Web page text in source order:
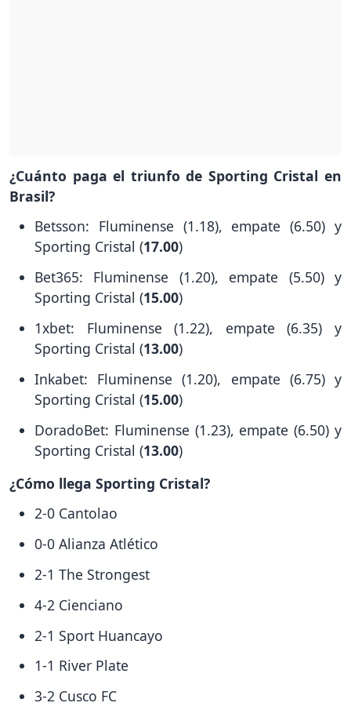
¿Cuánto paga el triunfo de Sporting Cristal en
Brasil?
Betsson: Fluminense (1.18), empate (6.50) y
Sporting Cristal (17.00)
Bet365: Fluminense (1.20), empate (5.50) y
Sporting Cristal (15.00)
1xbet: Fluminense (1.22), empate (6.35) y
Sporting Cristal (13.00)
Inkabet: Fluminense (1.20), empate (6.75) y
Sporting Cristal (15.00)
DoradoBet: Fluminense (1.23), empate (6.50) y
Sporting Cristal (13.00)
¿Cómo llega Sporting Cristal?
2-0 Cantolao
0-0 Alianza Atlético
2-1 The Strongest
4-2 Cienciano
2-1 Sport Huancayo
1-1 River Plate
3-2 Cusco FC